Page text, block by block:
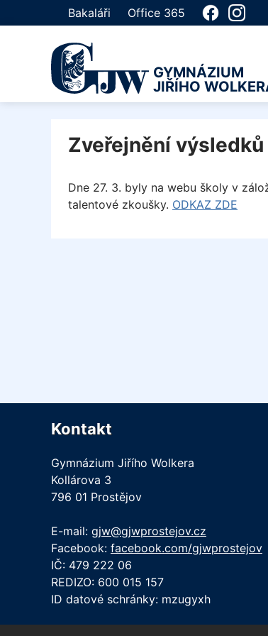
Bakaláři
Office 365
GYMNÁZIUM
JIŘÍHO
Zveřejnění
Dne 27. 3. byly na webu školy v
talentové zkoušky. ODKAZ ZDE
Kontakt
Gymnázium Jiřího Wolkera
Kollárova 3
796 01 Prostějov
E-mail: gjw@gjwprostejov.cz
Facebook: facebook.com/gjwprostejov
IČ: 479 222 06
REDIZO: 600 015 157
ID datové schránky: mzugyxh